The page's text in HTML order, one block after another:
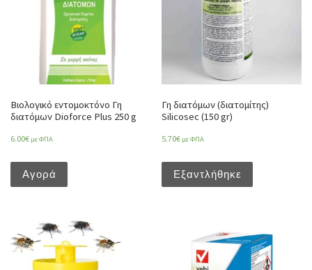
Βιολογικό εντομοκτόνο Γη
διατόμων Dioforce Plus 250 g
6.00€ με ΦΠΑ
Αγορά
Γη διατόμων (διατομίτης)
Silicosec (150 gr)
5.70€ με ΦΠΑ
Εξαντλήθηκε